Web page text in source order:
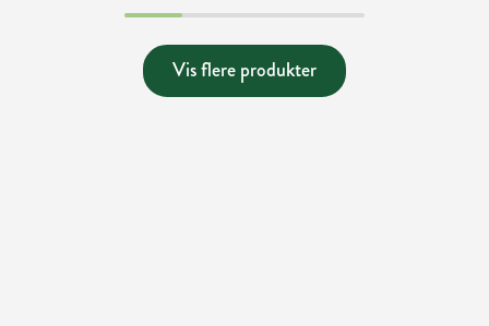
Vis flere produkter